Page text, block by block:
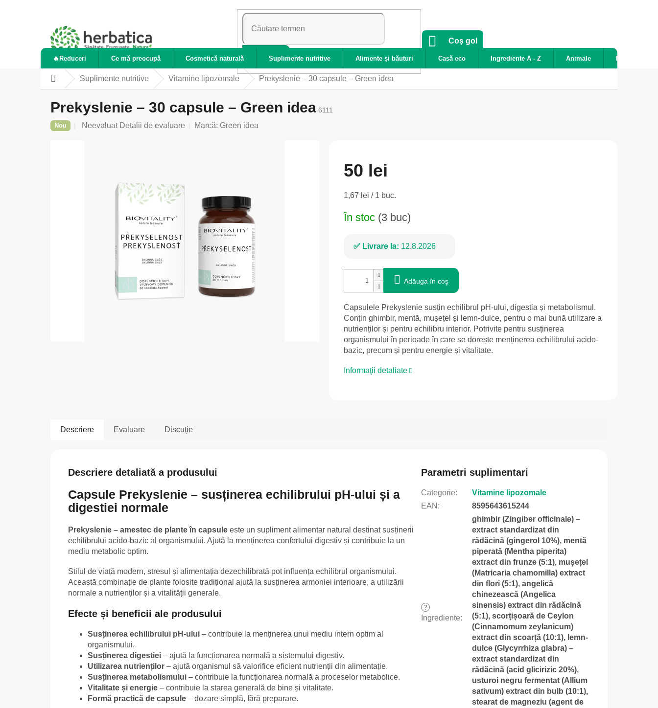
CĂUTARE
COŞ
CUMPĂRĂTURI
Coş gol
🔥Reduceri Ce mă preocupă Cosmetică naturală Suplimente nutritive Alimente și băuturi Casă eco Ingrediente A - Z Animale Noutăți
AcasăSuplimente nutritive Vitamine lipozomale Prekyslenie – 30 capsule – Green idea
Prekyslenie – 30 capsule – Green idea 6111
Nou
Evaluarea
Neevaluat Detalii de evaluare Marcă: Green idea
50 lei
Evaluare
1,67 lei / 1 buc.
În stoc (3 buc)
Livrare la: 12.8.2026
Adăuga în coş
Capsulele Prekyslenie susțin echilibrul pH-ului, digestia și metabolismul.
Conțin ghimbir, mentă, mușețel și lemn-dulce, pentru o mai bună utilizare a
nutrienților și pentru echilibru interior. Potrivite pentru susținerea
organismului în perioade în care se dorește menținerea echilibrului acido-
bazic, precum și pentru energie și vitalitate.
Informaţii detaliate
Descriere Evaluare Discuţie
Descriere detaliată a produsului
Capsule Prekyslenie – susținerea echilibrului pH-ului și a
digestiei normale
Prekyslenie – amestec de plante în capsule este un supliment alimentar natural destinat susținerii
echilibrului acido-bazic al organismului. Ajută la menținerea confortului digestiv și contribuie la un
mediu metabolic optim.
Stilul de viață modern, stresul și alimentația dezechilibrată pot influența echilibrul organismului.
Această combinație de plante folosite tradițional ajută la susținerea armoniei interioare, a utilizării
normale a nutrienților și a vitalității generale.
Efecte și beneficii ale produsului
Susținerea echilibrului pH-ului – contribuie la menținerea unui mediu intern optim al
organismului.
Susținerea digestiei – ajută la funcționarea normală a sistemului digestiv.
Utilizarea nutrienților – ajută organismul să valorifice eficient nutrienții din alimentație.
Susținerea metabolismului – contribuie la funcționarea normală a proceselor metabolice.
Vitalitate și energie – contribuie la starea generală de bine și vitalitate.
Formă practică de capsule – dozare simplă, fără preparare.
Parametri suplimentari
Categorie:
Vitamine lipozomale
EAN : 8595643615244
?
Ingrediente:
ghimbir (Zingiber officinale) –
extract standardizat din
rădăcină (gingerol 10%), mentă
piperată (Mentha piperita)
extract din frunze (5:1), mușețel
(Matricaria chamomilla) extract
din flori (5:1), angelică
chinezească (Angelica
sinensis) extract din rădăcină
(5:1), scorțișoară de Ceylon
(Cinnamomum zeylanicum)
extract din scoarță (10:1), lemn-
dulce (Glycyrrhiza glabra) –
extract standardizat din
rădăcină (acid glicirizic 20%),
usturoi negru fermentat (Allium
sativum) extract din bulb (10:1),
stearat de magneziu (agent de